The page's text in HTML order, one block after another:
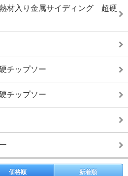
材入り金属サイディング 超硬
チップソー
チップソー
ー
価格順 新着順